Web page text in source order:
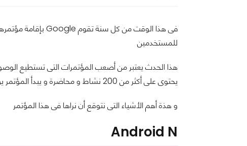
للمستخدمين
هذا الحدث يعتبر من أصعب المؤتمرات التى تستطيع
يحتوى على أكثر من 200 نشاط و محاضرة و يبدأ المؤتمر يوم 18 و يستمر حتى يوم 20 مايو بالولايات المتحدة الأمريكية
و هذة أهم الأشياء التى نتوقع أن نراها فى هذا المؤتمر
Android N